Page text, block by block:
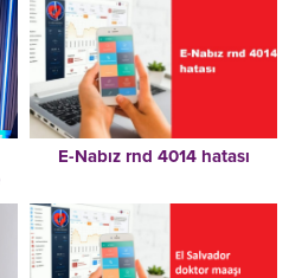
E-Nabız rnd 4014 hatası